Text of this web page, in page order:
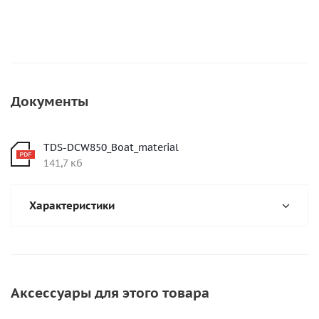
Документы
TDS-DCW850_Boat_material
141,7 кб
Характеристики
Аксессуары для этого товара